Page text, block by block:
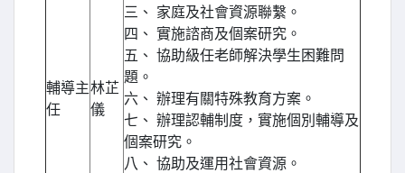
輔導主
任
林芷
儀
三、 家庭及社會資源聯繫。
四、 實施諮商及個案研究。
五、 協助級任老師解決學生困難問
題。
六、 辦理有關特殊教育方案。
七、 辦理認輔制度，實施個別輔導及
個案研究。
八、 協助及運用社會資源。